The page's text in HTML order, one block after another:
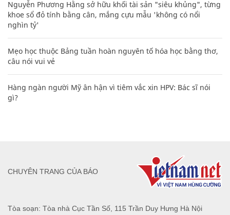
Nguyễn Phương Hằng sở hữu khối tài sản "siêu khủng", từng
khoe sổ đỏ tính bằng cân, mắng cựu mẫu 'không có nổi
nghìn tỷ'
Mẹo học thuộc Bảng tuần hoàn nguyên tố hóa học bằng thơ,
câu nói vui vẻ
Hàng ngàn người Mỹ ân hận vì tiêm vắc xin HPV: Bác sĩ nói
gì?
Tòa soạn: Tòa nhà Cục Tần Số, 115 Trần Duy Hưng Hà Nội
CHUYÊN TRANG CỦA BÁO